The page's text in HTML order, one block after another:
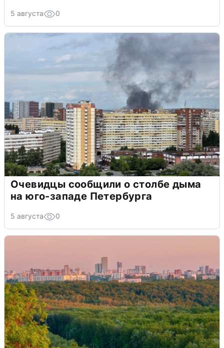
5 августа 0
Очевидцы сообщили о столбе дыма
на юго-западе Петербурга
5 августа 0